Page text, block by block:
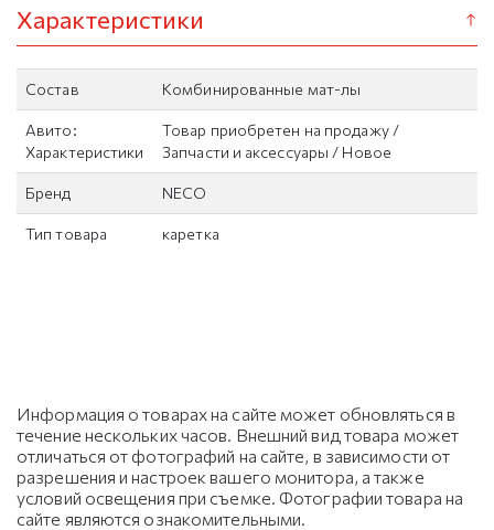
Характеристики
Состав Комбинированные мат-лы
Авито:
Характеристики
Товар приобретен на продажу /
Запчасти и аксессуары / Новое
Бренд NECO
Тип товара каретка
Информация о товарах на сайте может обновляться в
течение нескольких часов. Внешний вид товара может
отличаться от фотографий на сайте, в зависимости от
разрешения и настроек вашего монитора, а также
условий освещения при съемке. Фотографии товара на
сайте являются ознакомительными.